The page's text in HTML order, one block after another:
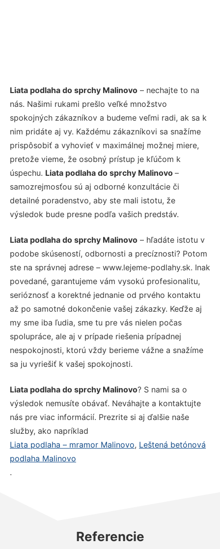
Liata podlaha do sprchy Malinovo – nechajte to na
nás. Našimi rukami prešlo veľké množstvo
spokojných zákazníkov a budeme veľmi radi, ak sa k
nim pridáte aj vy. Každému zákazníkovi sa snažíme
prispôsobiť a vyhovieť v maximálnej možnej miere,
pretože vieme, že osobný prístup je kľúčom k
úspechu. Liata podlaha do sprchy Malinovo –
samozrejmosťou sú aj odborné konzultácie či
detailné poradenstvo, aby ste mali istotu, že
výsledok bude presne podľa vašich predstáv.
Liata podlaha do sprchy Malinovo – hľadáte istotu v
podobe skúseností, odbornosti a precíznosti? Potom
ste na správnej adrese – www.lejeme-podlahy.sk. Inak
povedané, garantujeme vám vysokú profesionalitu,
serióznosť a korektné jednanie od prvého kontaktu
až po samotné dokončenie vašej zákazky. Keďže aj
my sme iba ľudia, sme tu pre vás nielen počas
spolupráce, ale aj v prípade riešenia prípadnej
nespokojnosti, ktorú vždy berieme vážne a snažíme
sa ju vyriešiť k vašej spokojnosti.
Liata podlaha do sprchy Malinovo? S nami sa o
výsledok nemusíte obávať. Neváhajte a kontaktujte
nás pre viac informácií. Prezrite si aj ďalšie naše
služby, ako napríklad
Liata podlaha – mramor Malinovo, Leštená betónová
podlaha Malinovo
.
Referencie